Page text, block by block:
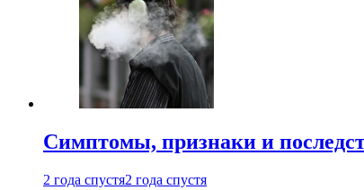
Симптомы, признаки и
2 года спустя2 года спустя